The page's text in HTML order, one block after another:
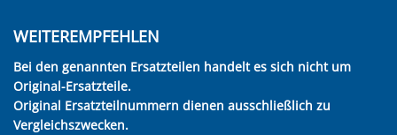
WEITEREMPFEHLEN
Bei den genannten Ersatzteilen handelt es sich nicht um
Original-Ersatzteile.
Original Ersatzteilnummern dienen ausschließlich zu
Vergleichszwecken.